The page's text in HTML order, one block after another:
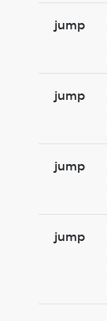
jump
jump
jump
jump